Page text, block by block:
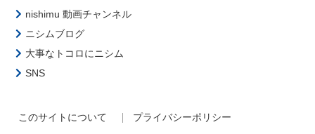
nishimu 動画チャンネル
ニシムブログ
大事なトコロにニシム
SNS
このサイトについて
プライバシーポリシー